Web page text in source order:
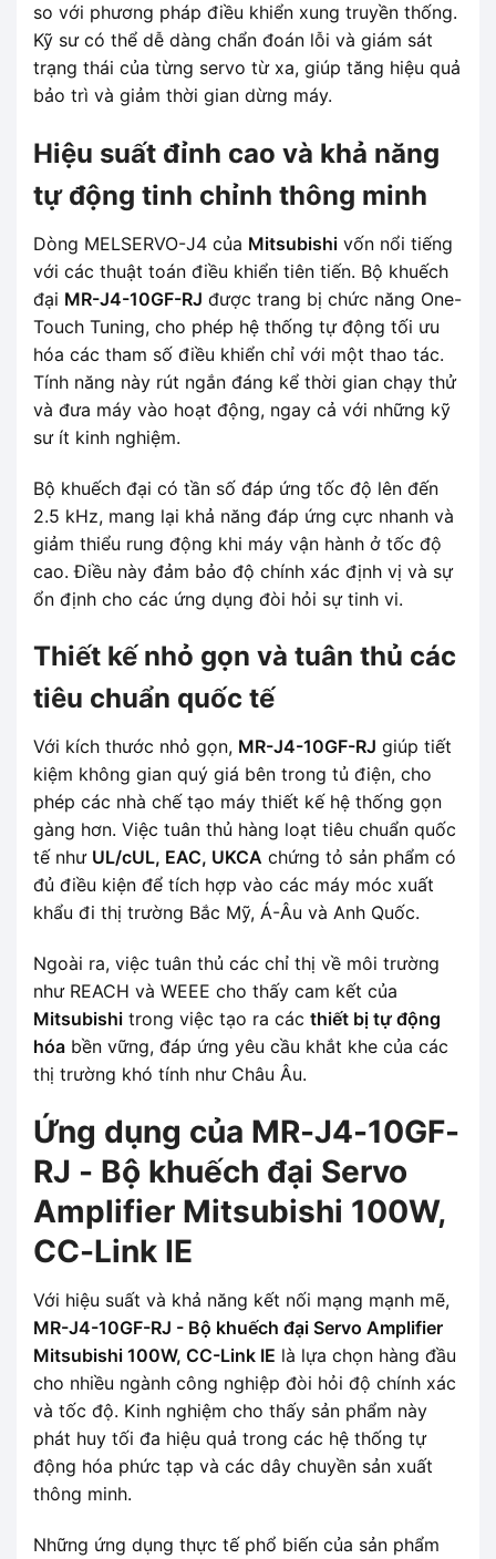
so với phương pháp điều khiển xung truyền thống.
Kỹ sư có thể dễ dàng chẩn đoán lỗi và giám sát
trạng thái của từng servo từ xa, giúp tăng hiệu quả
bảo trì và giảm thời gian dừng máy.
Hiệu suất đỉnh cao và khả năng
tự động tinh chỉnh thông minh
Dòng MELSERVO-J4 của Mitsubishi vốn nổi tiếng
với các thuật toán điều khiển tiên tiến. Bộ khuếch
đại MR-J4-10GF-RJ được trang bị chức năng One-
Touch Tuning, cho phép hệ thống tự động tối ưu
hóa các tham số điều khiển chỉ với một thao tác.
Tính năng này rút ngắn đáng kể thời gian chạy thử
và đưa máy vào hoạt động, ngay cả với những kỹ
sư ít kinh nghiệm.
Bộ khuếch đại có tần số đáp ứng tốc độ lên đến
2.5 kHz, mang lại khả năng đáp ứng cực nhanh và
giảm thiểu rung động khi máy vận hành ở tốc độ
cao. Điều này đảm bảo độ chính xác định vị và sự
ổn định cho các ứng dụng đòi hỏi sự tinh vi.
Thiết kế nhỏ gọn và tuân thủ các
tiêu chuẩn quốc tế
Với kích thước nhỏ gọn, MR-J4-10GF-RJ giúp tiết
kiệm không gian quý giá bên trong tủ điện, cho
phép các nhà chế tạo máy thiết kế hệ thống gọn
gàng hơn. Việc tuân thủ hàng loạt tiêu chuẩn quốc
tế như UL/cUL, EAC, UKCA chứng tỏ sản phẩm có
đủ điều kiện để tích hợp vào các máy móc xuất
khẩu đi thị trường Bắc Mỹ, Á-Âu và Anh Quốc.
Ngoài ra, việc tuân thủ các chỉ thị về môi trường
như REACH và WEEE cho thấy cam kết của
Mitsubishi trong việc tạo ra các thiết bị tự động
hóa bền vững, đáp ứng yêu cầu khắt khe của các
thị trường khó tính như Châu Âu.
Ứng dụng của MR-J4-10GF-
RJ - Bộ khuếch đại Servo
Amplifier Mitsubishi 100W,
CC-Link IE
Với hiệu suất và khả năng kết nối mạng mạnh mẽ,
MR-J4-10GF-RJ - Bộ khuếch đại Servo Amplifier
Mitsubishi 100W, CC-Link IE là lựa chọn hàng đầu
cho nhiều ngành công nghiệp đòi hỏi độ chính xác
và tốc độ. Kinh nghiệm cho thấy sản phẩm này
phát huy tối đa hiệu quả trong các hệ thống tự
động hóa phức tạp và các dây chuyền sản xuất
thông minh.
Những ứng dụng thực tế phổ biến của sản phẩm